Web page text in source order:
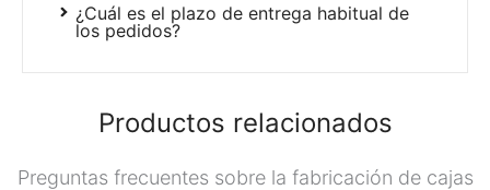
¿Cuál es el plazo de entrega habitual de
los pedidos?
Productos relacionados
Preguntas frecuentes sobre la fabricación de cajas